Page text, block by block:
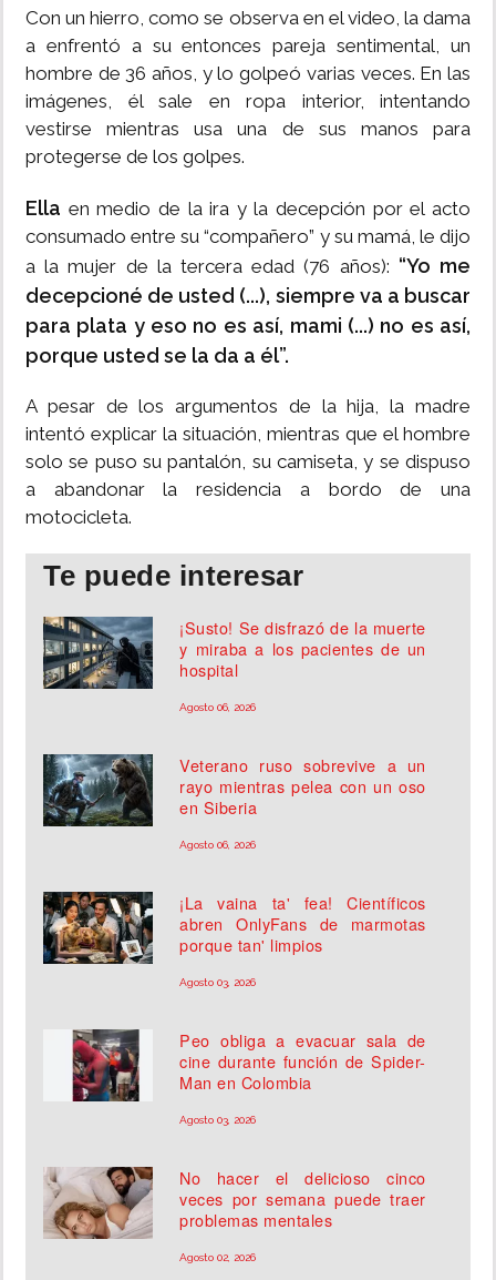
Con un hierro, como se observa en el video, la dama
a enfrentó a su entonces pareja sentimental, un
hombre de 36 años, y lo golpeó varias veces. En las
imágenes, él sale en ropa interior, intentando
vestirse mientras usa una de sus manos para
protegerse de los golpes.
Ella en medio de la ira y la decepción por el acto
consumado entre su “compañero” y su mamá, le dijo
a la mujer de la tercera edad (76 años): “Yo me
decepcioné de usted (...), siempre va a buscar
para plata y eso no es así, mami (...) no es así,
porque usted se la da a él”.
A pesar de los argumentos de la hija, la madre
intentó explicar la situación, mientras que el hombre
solo se puso su pantalón, su camiseta, y se dispuso
a abandonar la residencia a bordo de una
motocicleta.
Te puede interesar
¡Susto! Se disfrazó de la muerte
y miraba a los pacientes de un
hospital
Agosto 06, 2026
Veterano ruso sobrevive a un
rayo mientras pelea con un oso
en Siberia
Agosto 06, 2026
¡La vaina ta' fea! Científicos
abren OnlyFans de marmotas
porque tan' limpios
Agosto 03, 2026
Peo obliga a evacuar sala de
cine durante función de Spider-
Man en Colombia
Agosto 03, 2026
No hacer el delicioso cinco
veces por semana puede traer
problemas mentales
Agosto 02, 2026